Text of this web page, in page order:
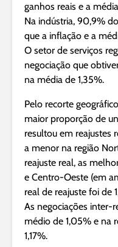
ganhos reais e a
Na indústria, 90,9%
que a inflação e a
O setor de serviços
negociação que
na média de 1,35%.
Pelo recorte
maior proporção de
resultou em reajustes
a menor na região
reajuste real, as
e Centro-Oeste (em
real de reajuste foi de
As negociações inter-
médio de 1,05% e na
1,17%.